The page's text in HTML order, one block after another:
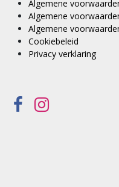
Algemene
Algemene
Algemene
Cookiebeleid
Privacy verklaring